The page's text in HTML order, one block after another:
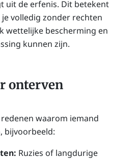
uit de erfenis. Dit betekent
volledig zonder rechten
wettelijke bescherming en
kunnen zijn.
onterven
waarom iemand
bijvoorbeeld:
Ruzies of langdurige